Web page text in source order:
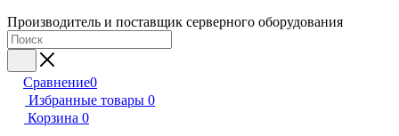
Производитель и поставщик серверного оборудования
Сравнение0
Избранные товары 0
Корзина 0